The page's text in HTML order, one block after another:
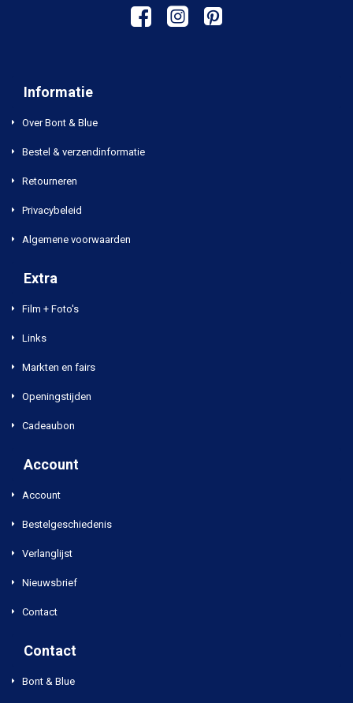
Informatie
Over Bont & Blue
Bestel & verzendinformatie
Retourneren
Privacybeleid
Algemene voorwaarden
Extra
Film + Foto's
Links
Markten en fairs
Openingstijden
Cadeaubon
Account
Account
Bestelgeschiedenis
Verlanglijst
Nieuwsbrief
Contact
Contact
Bont & Blue